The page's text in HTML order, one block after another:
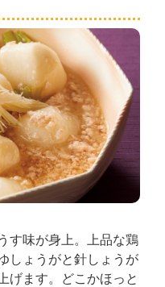
す味が身上。上品な鶏
しょうがと針しょうが
げます。どこかほっと